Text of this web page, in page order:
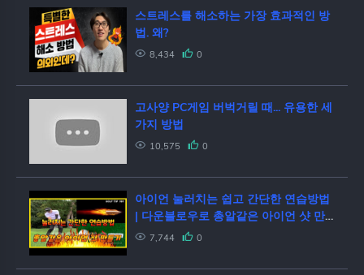
스트레스를 해소하는 가장 효과적인 방
법. 왜?
8,434 0
고사양 PC게임 버벅거릴 때... 유용한 세
가지 방법
10,575 0
아이언 눌러치는 쉽고 간단한 연습방법
| 다운블로우로 총알같은 아이언 샷 만
들기[후니골프TV]# Golf Tip 161.
7,744 0